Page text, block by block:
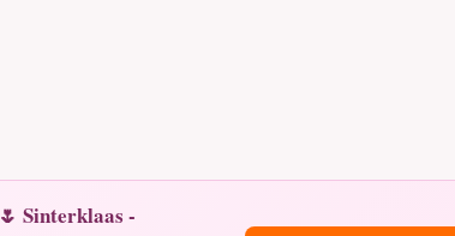
🌷 Sinterklaas -